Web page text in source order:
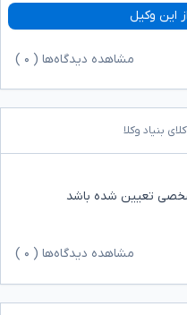
این وکیل
مشاهده دیدگاه‌ها ( ۰
بنیاد وکلا
تعیین شده باشد
مشاهده دیدگاه‌ها ( ۰